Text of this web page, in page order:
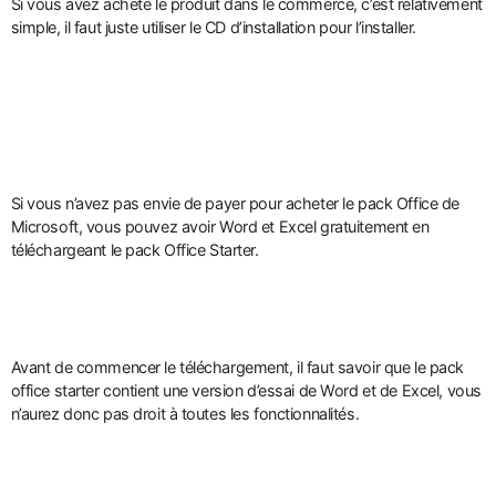
simple, il faut juste utiliser le CD d’installation pour l’installer.
Si vous n’avez pas envie de payer pour acheter le pack Office de
Microsoft, vous pouvez avoir Word et Excel gratuitement en
téléchargeant le pack Office Starter.
Avant de commencer le téléchargement, il faut savoir que le pack
office starter contient une version d’essai de Word et de Excel, vous
n’aurez donc pas droit à toutes les fonctionnalités.